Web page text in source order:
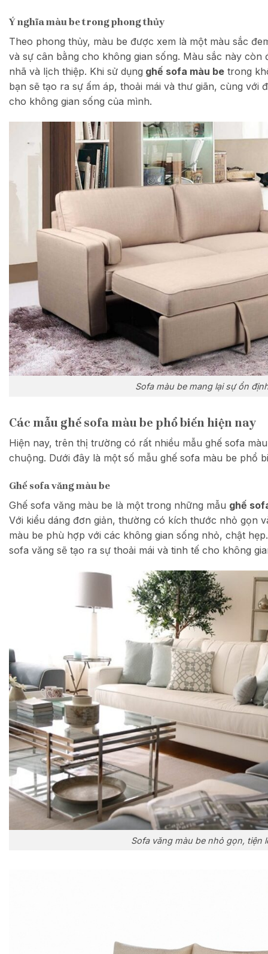
Ý nghĩa màu be trong phong thủy
Theo phong thủy, màu be được xem là một màu sắc
và sự cân bằng cho không gian sống. Màu sắc này còn
nhã và lịch thiệp. Khi sử dụng ghế sofa màu be trong
bạn sẽ tạo ra sự ấm áp, thoải mái và thư giãn, cùng với
cho không gian sống của mình.
Sofa màu be mang lại sự ổn
Các mẫu ghế sofa màu be phổ biến hiện nay
Hiện nay, trên thị trường có rất nhiều mẫu ghế sofa
chuộng. Dưới đây là một số mẫu ghế sofa màu be phổ
Ghế sofa văng màu be
Ghế sofa văng màu be là một trong những mẫu ghế
Với kiểu dáng đơn giản, thường có kích thước nhỏ gọn
màu be phù hợp với các không gian sống nhỏ, chật
sofa văng sẽ tạo ra sự thoải mái và tinh tế cho không
Sofa văng màu be nhỏ gọn, tiện